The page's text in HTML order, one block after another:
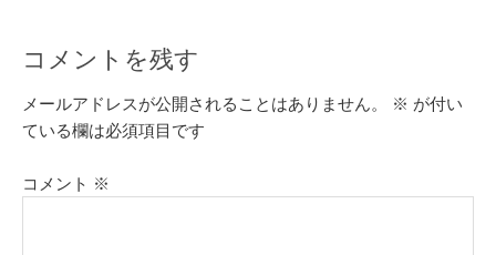
コメントを残す
メールアドレスが公開されることはありません。 ※ が付い
ている欄は必須項目です
コメント ※